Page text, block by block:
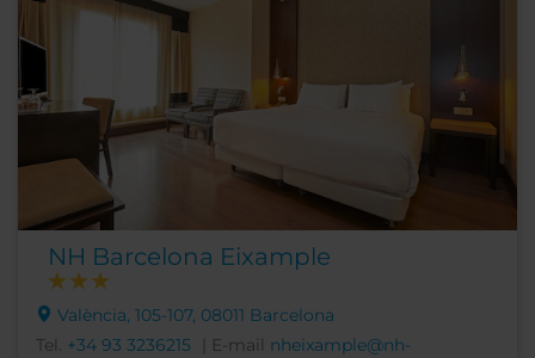
NH Barcelona Eixample
València, 105-107, 08011 Barcelona
Tel. +34 93 3236215 | E-mail nheixample@nh-